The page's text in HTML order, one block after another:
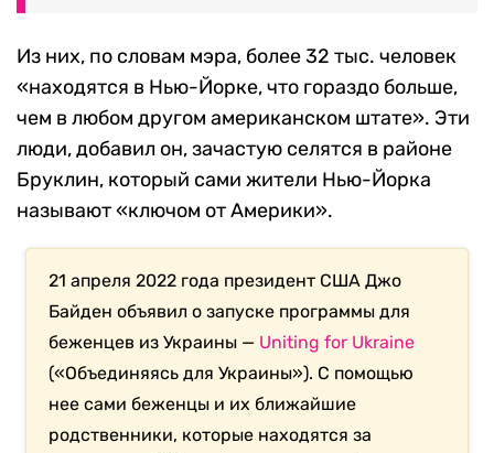
Из них, по словам мэра, более 32 тыс. человек
«находятся в Нью-Йорке, что гораздо больше,
чем в любом другом американском штате». Эти
люди, добавил он, зачастую селятся в районе
Бруклин, который сами жители Нью-Йорка
называют «ключом от Америки».
21 апреля 2022 года президент США Джо
Байден объявил о запуске программы для
беженцев из Украины — Uniting for Ukraine
(«Объединяясь для Украины»). С помощью
нее сами беженцы и их ближайшие
родственники, которые находятся за